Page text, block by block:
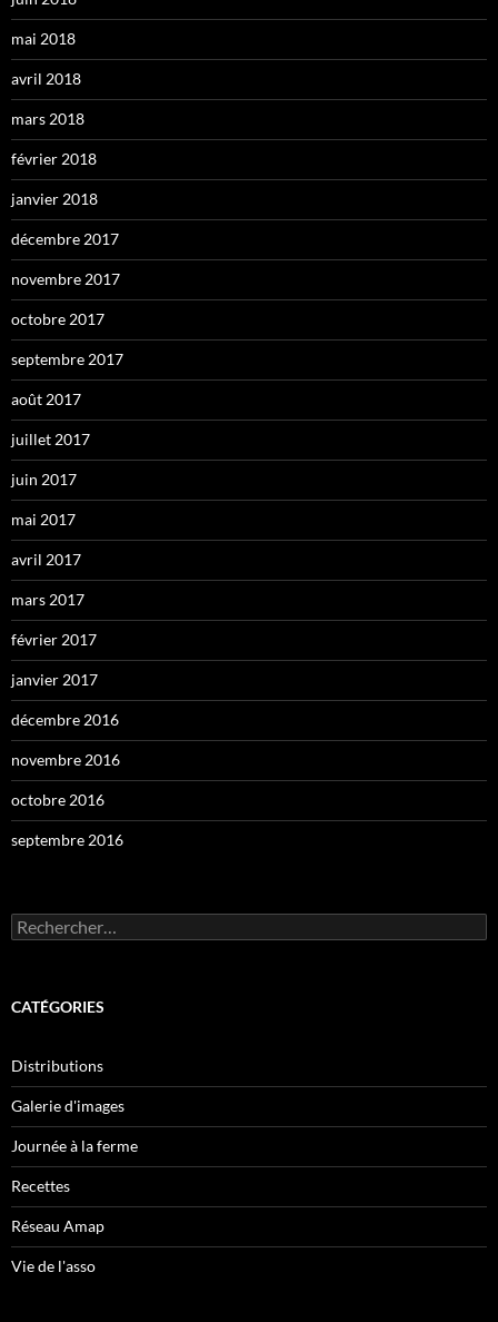
mai 2018
avril 2018
mars 2018
février 2018
janvier 2018
décembre 2017
novembre 2017
octobre 2017
septembre 2017
août 2017
juillet 2017
juin 2017
mai 2017
avril 2017
mars 2017
février 2017
janvier 2017
décembre 2016
novembre 2016
octobre 2016
septembre 2016
Rechercher :
CATÉGORIES
Distributions
Galerie d'images
Journée à la ferme
Recettes
Réseau Amap
Vie de l'asso